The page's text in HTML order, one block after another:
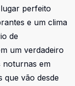
perfeito
e um clima
de
um verdadeiro
noturnas em
que vão desde